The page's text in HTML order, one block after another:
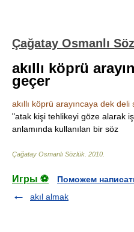
Çağatay Osmanlı
akıllı köprü
geçer
akıllı köprü arayıncaya dek
"atak kişi tehlikeyi göze alarak
anlamında kullanılan bir söz
Çağatay Osmanlı Sözlük 2010
Игры ⚽
Поможем
akıl almak